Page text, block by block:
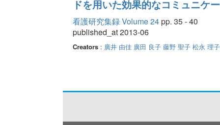
ドを用いた効果的なコミュニケ
看護研究集録 Volume 24pp. 35 - 40
published_at 2013-06
Creators: 廣井 由佳 廣田 良子 藤野 聖子 松永 理子